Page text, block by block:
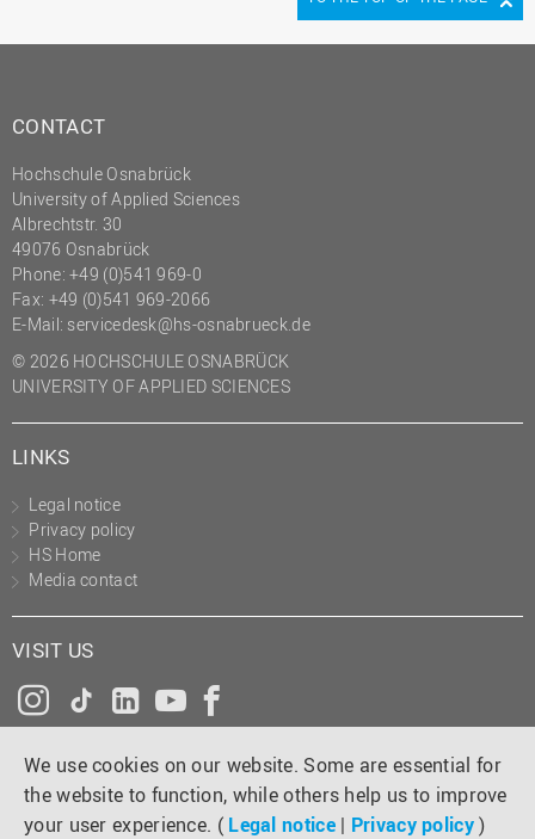
We use cookies on our website. Some are essential for
the website to function, while others help us to improve
your user experience. ( Legal notice | Privacy policy)
CONTACT
Hochschule Osnabrück
University of Applied Sciences
Albrechtstr. 30
49076 Osnabrück
Phone: +49 (0)541 969-0
Fax: +49 (0)541 969-2066
E-Mail: servicedesk@hs-osnabrueck.de
© 2026 HOCHSCHULE OSNABRÜCK
UNIVERSITY OF APPLIED SCIENCES
LINKS
Legal notice
Privacy policy
HS Home
Media contact
VISIT US
Instagram
Tiktok
LinkedInYouTube